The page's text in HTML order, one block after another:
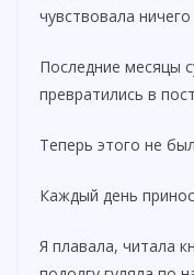
чувствовала
Последние месяцы
превратились в
Теперь этого не
Каждый день
Я плавала, читала